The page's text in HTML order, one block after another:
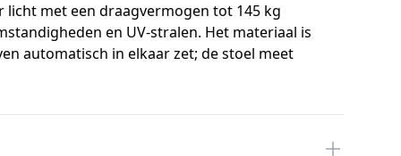
licht met een draagvermogen tot 145 kg
en UV-stralen. Het materiaal is
automatisch in elkaar zet; de stoel meet